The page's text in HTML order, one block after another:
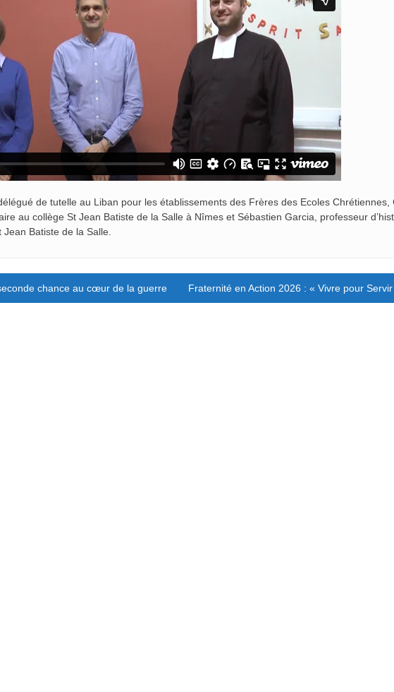
de tutelle au Liban pour les établissements des Frères des Ecoles Chrétiennes,
au collège St Jean Batiste de la Salle à Nîmes et Sébastien Garcia, professeur
Batiste de la Salle.
chance au cœur de la guerre Fraternité en Action 2026 : « Vivre pour Servir